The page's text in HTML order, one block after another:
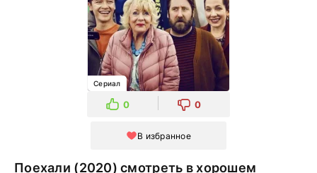
Сериал
0 0
В избранное
Поехали (2020) смотреть в хорошем